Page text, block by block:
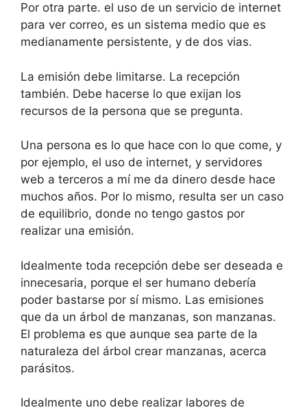
Por otra parte. el uso de un servicio de internet
para ver correo, es un sistema medio que es
medianamente persistente, y de dos vias.
La emisión debe limitarse. La recepción
también. Debe hacerse lo que exijan los
recursos de la persona que se pregunta.
Una persona es lo que hace con lo que come, y
por ejemplo, el uso de internet, y servidores
web a terceros a mí me da dinero desde hace
muchos años. Por lo mismo, resulta ser un caso
de equilibrio, donde no tengo gastos por
realizar una emisión.
Idealmente toda recepción debe ser deseada e
innecesaria, porque el ser humano debería
poder bastarse por sí mismo. Las emisiones
que da un árbol de manzanas, son manzanas.
El problema es que aunque sea parte de la
naturaleza del árbol crear manzanas, acerca
parásitos.
Idealmente uno debe realizar labores de